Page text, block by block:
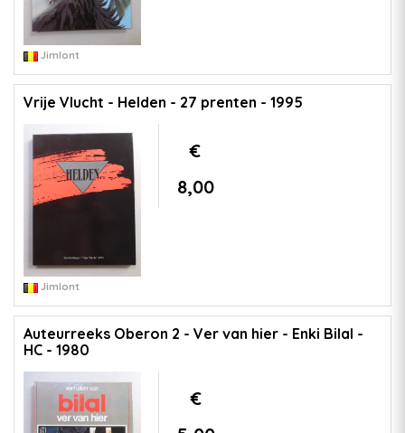
Jimlont
Vrije Vlucht - Helden - 27 prenten - 1995
€
8,00
Jimlont
Auteurreeks Oberon 2 - Ver van hier - Enki Bilal -
HC - 1980
€